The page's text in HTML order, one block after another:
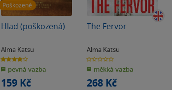
Poškozené
Hlad (poškozená)
Alma Katsu
3.9
z
5
hvězdiček
pevná vazba
159 Kč
The Fervor
Alma Katsu
0.0
z
5
hvězdiček
měkká vazba
268 Kč